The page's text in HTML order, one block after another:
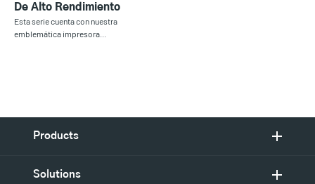
De Alto Rendimiento
Esta serie cuenta con nuestra
emblemática impresora...
Products
Solutions